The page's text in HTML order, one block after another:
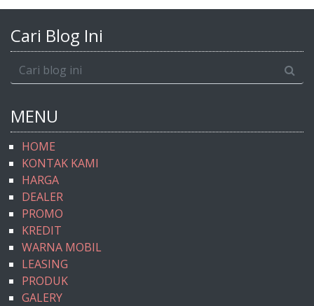
Cari Blog Ini
MENU
HOME
KONTAK KAMI
HARGA
DEALER
PROMO
KREDIT
WARNA MOBIL
LEASING
PRODUK
GALERY